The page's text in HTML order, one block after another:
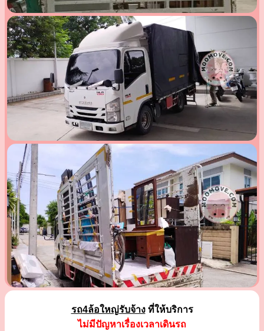
รถ4ล้อใหญ่รับจ้างที่ให้บริการ
ไม่มีปัญหาเรื่องเวลาเดินรถ